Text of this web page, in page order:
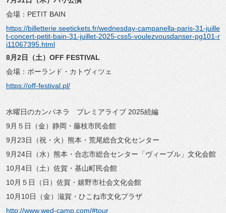
会場：PETIT BAIN
https://billetterie.seetickets.fr/wednesday-campanella-paris-31-juille
t-concert-petit-bain-31-juillet-2025-css5-voulezvousdanser-pg101-r
i11067395.html
8月2日（土）OFF FESTIVAL
会場：ポーランド・カトヴィツェ
https://off-festival.pl/
水曜日のカンパネラ プレミアライブ 2025続編
9月５日（金）静岡・藤枝市民会館
9月23日（祝・火）熊本・荒尾総合文化センター
9月24日（水）熊本・合志市総合センター「ヴィーブル」文化会館
10月4日（土）佐賀・基山町民会館
10月５日（日）佐賀・嬉野市社会文化会館
10月10日（金）滋賀・ひこね市文化プラザ
http://www.wed-camp.com/#tour